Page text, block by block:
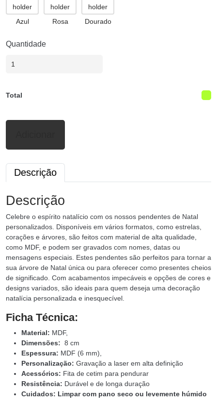
Azul Rosa Dourado
Quantidade
Total
Descrição
Descrição
Celebre o espírito natalício com os nossos pendentes de Natal
personalizados. Disponíveis em vários formatos, como estrelas,
corações e árvores, são feitos com material de alta qualidade,
como MDF, e podem ser gravados com nomes, datas ou
mensagens especiais. Estes pendentes são perfeitos para tornar a
sua árvore de Natal única ou para oferecer como presentes cheios
de significado. Com acabamentos impecáveis e opções de cores e
designs variados, são ideais para quem deseja uma decoração
natalícia personalizada e inesquecível.
Ficha Técnica:
Material: MDF,
Dimensões: 8 cm
Espessura: MDF (6 mm),
Personalização: Gravação a laser em alta definição
Acessórios: Fita de cetim para pendurar
Resistência: Durável e de longa duração
Cuidados: Limpar com pano seco ou levemente húmido